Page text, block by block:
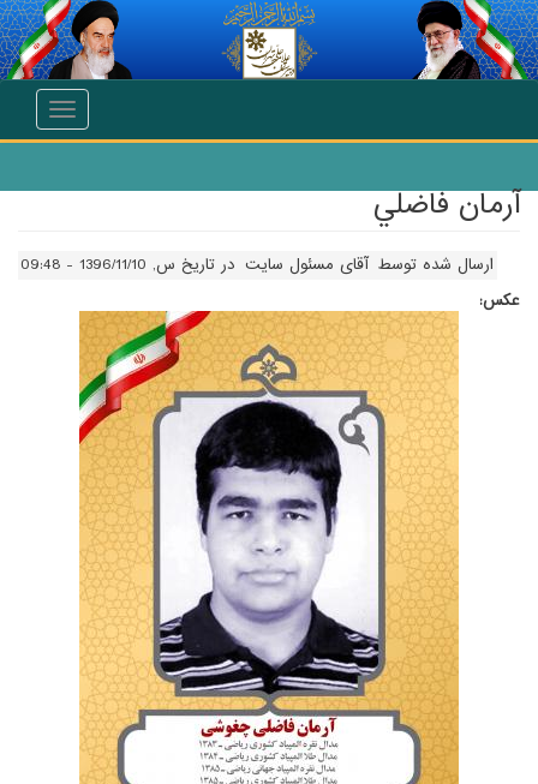
انتقال به محتوای اصلی
Toggle
آرمان فاضلي
ارسال شده توسط آقای مسئول سایت در تاریخ س, 1396/11/10 - 09:48
عکس: